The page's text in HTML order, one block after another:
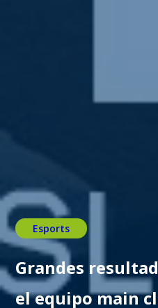
Esports
Grandes
el equipo main